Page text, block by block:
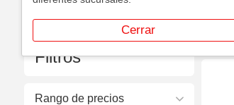
Cerrar
Filtros
Rango de precios